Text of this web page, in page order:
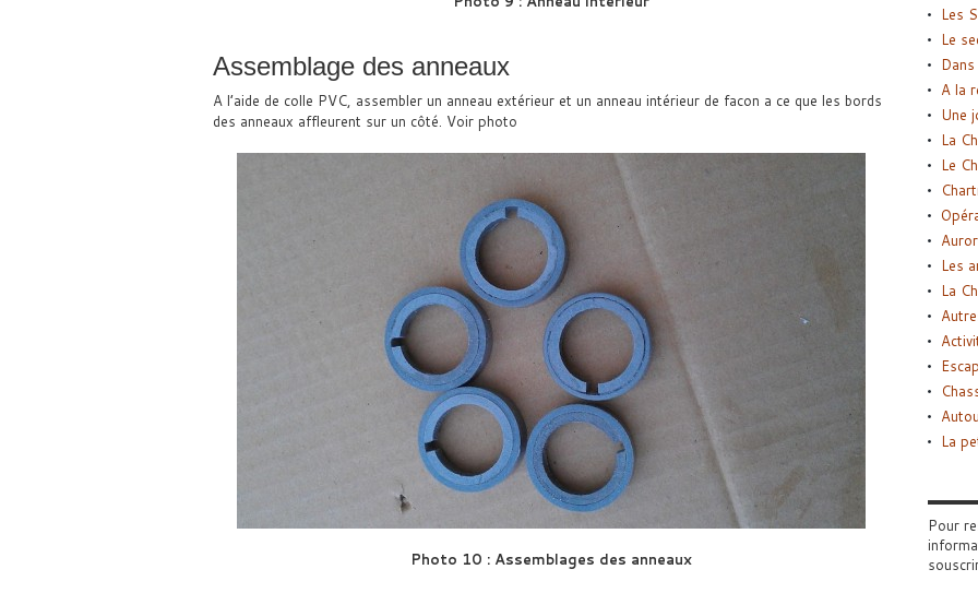
Assemblage des anneaux
A l’aide de colle PVC, assembler un anneau extérieur et un anneau intérieur de facon a ce que les bords
des anneaux affleurent sur un côté. Voir photo
Photo 10 : Assemblages des anneaux
Les
Le
A la
Une
La
Le
Les
La
La
Pour